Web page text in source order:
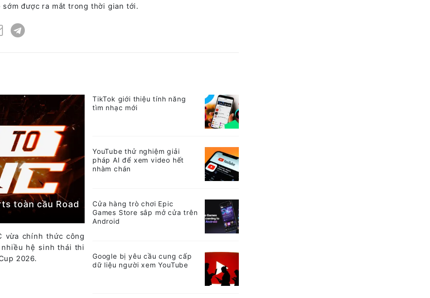
được ra mắt trong thời gian tới.
toàn cầu Road
vừa chính thức công
hệ sinh thái thi
2026.
TikTok giới thiệu tính năng
tìm nhạc mới
YouTube thử nghiệm giải
pháp AI để xem video hết
nhàm chán
Cửa hàng trò chơi Epic
Games Store sắp mở cửa trên
Android
Google bị yêu cầu cung cấp
dữ liệu người xem YouTube